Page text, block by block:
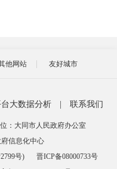
他网站 友好城市
大数据分析 联系我们
：大同市人民政府办公室
信息化中心
号)
晋ICP备08000733号